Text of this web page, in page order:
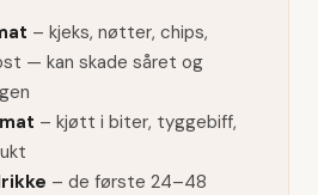
– kjeks, nøtter, chips,
— kan skade såret og
– kjøtt i biter, tyggebiff,
– de første 24–48